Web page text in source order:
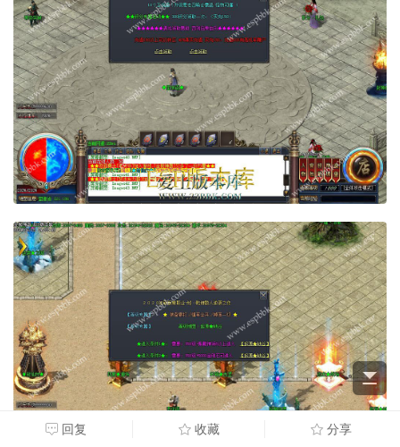
回复 收藏 分享